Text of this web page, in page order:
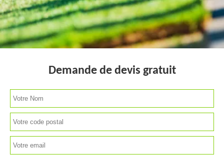
Demande de devis gratuit